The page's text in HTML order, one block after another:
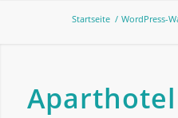
Startseite / WordPress-